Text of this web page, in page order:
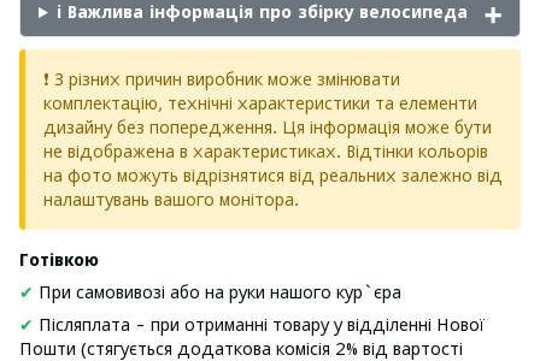
ℹ️ Важлива інформація про збірку велосипеда
❗ З різних причин виробник може змінювати
комплектацію, технічні характеристики та елементи
дизайну без попередження. Ця інформація може бути
не відображена в характеристиках. Відтінки кольорів
на фото можуть відрізнятися від реальних залежно від
налаштувань вашого монітора.
Готівкою
✔ При самовивозі або на руки нашого кур`єра
✔ Післяплата - при отриманні товару у відділенні Нової
Пошти (стягується додаткова комісія 2% від вартості